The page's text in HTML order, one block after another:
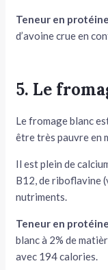
Teneur en
d’avoine crue en
5. Le
Le fromage blanc
être très pauvre en
Il est plein de
B12, de riboflavine
nutriments.
Teneur en
blanc à 2% de
avec 194 calories.